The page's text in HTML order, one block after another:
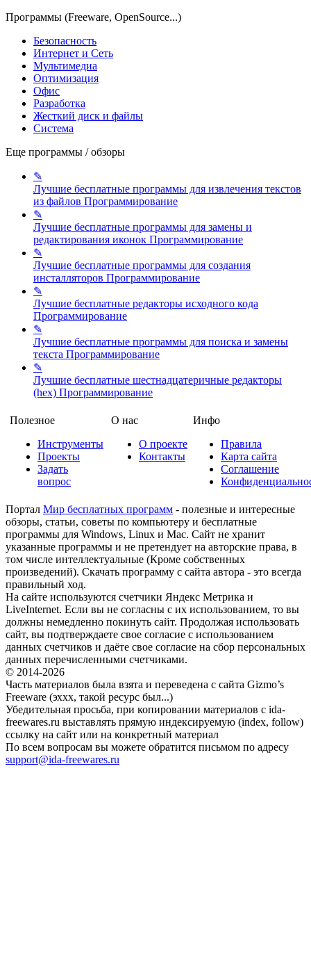
Программы (Freeware, OpenSource...)
Безопасность
Интернет и Сеть
Мультимедиа
Оптимизация
Офис
Разработка
Жесткий диск и файлы
Система
Еще программы / обзоры
✎
Лучшие бесплатные программы для извлечения текстов
из файлов Программирование
✎
Лучшие бесплатные программы для замены и
редактирования иконок Программирование
✎
Лучшие бесплатные программы для создания
инсталляторов Программирование
✎
Лучшие бесплатные редакторы исходного кода
Программирование
✎
Лучшие бесплатные программы для поиска и замены
текста Программирование
✎
Лучшие бесплатные шестнадцатеричные редакторы
(hex) Программирование
Полезное
Инструменты
Проекты
Задать
вопрос
О нас
О проекте
Контакты
Инфо
Правила
Карта сайта
Соглашение
Портал Мир бесплатных программ - полезные и интересные
обзоры, статьи, советы по компьютеру и бесплатные
программы для Windows, Linux и Mac. Сайт не хранит
указанные программы и не претендует на авторские права, в
том числе интеллектуальные (Кроме собственных
произведений). Скачать программу с сайта автора - это всегда
правильный ход.
На сайте используются счетчики Яндекс Метрика и
LiveInternet. Если вы не согласны с их использованием, то вы
должны немедленно покинуть сайт. Продолжая использовать
сайт, вы подтверждаете свое согласие с использованием
данных счетчиков и даёте свое согласие на сбор персональных
данных перечисленными счетчиками.
© 2014-2026
Часть материалов была взята и переведена с сайта Gizmo’s
Freeware (эххх, такой ресурс был...)
Убедительная просьба, при копировании материалов с ida-
freewares.ru выставлять прямую индексируемую (index, follow)
ссылку на сайт или на конкретный материал
По всем вопросам вы можете обратится письмом по адресу
support@ida-freewares.ru